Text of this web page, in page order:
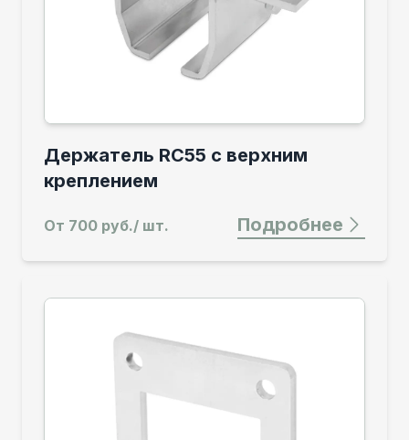
Держатель RC55 с верхним
креплением
От 700 руб./ шт. Подробнее